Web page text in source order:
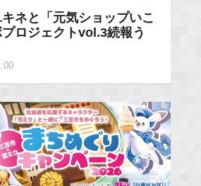
ネと「元気ショップいこ
ロジェクトvol.3続報う